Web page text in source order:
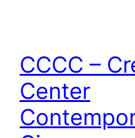
CCCC –
Center